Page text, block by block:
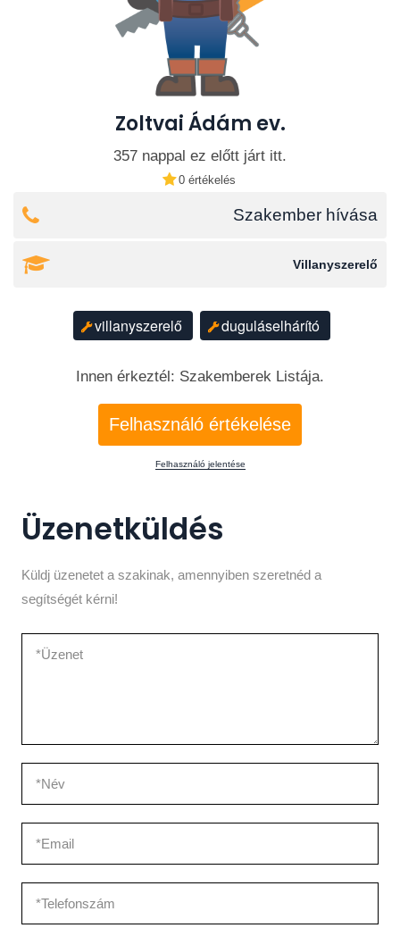
Zoltvai Ádám ev.
357 nappal ez előtt járt itt.
0 értékelés
Szakember hívása
Villanyszerelő
villanyszerelő duguláselhárító
Innen érkeztél: Szakemberek Listája.
Felhasználó értékelése
Felhasználó jelentése
Üzenetküldés
Küldj üzenetet a szakinak, amennyiben szeretnéd a
segítségét kérni!